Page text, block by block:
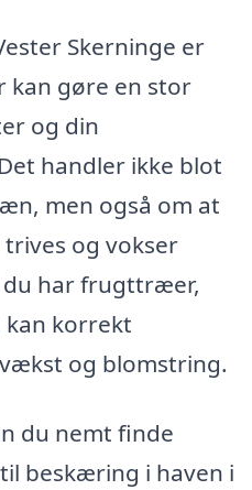
Skerninge er
kan gøre en stor
og din
handler ikke blot
men også om at
og vokser
har frugttræer,
kan korrekt
og blomstring.
du nemt finde
beskæring i haven i